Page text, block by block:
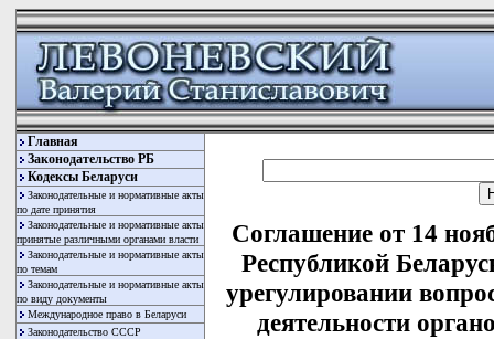
Главная
Законодательство РБ
Кодексы Беларуси
Законодательные и нормативные акты
по дате принятия
Законодательные и нормативные акты
принятые различными органами власти
Законодательные и нормативные акты
по темам
Законодательные и нормативные акты
по виду документы
Международное право в Беларуси
Законодательство СССР
Соглашение от 14
Республикой
урегулировании
деятельности